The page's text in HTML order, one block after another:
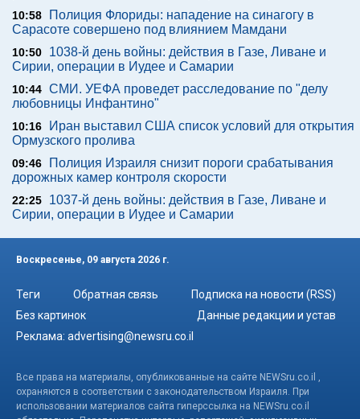
10:58
Полиция Флориды: нападение на синагогу в
Сарасоте совершено под влиянием Мамдани
10:50
1038-й день войны: действия в Газе, Ливане и
Сирии, операции в Иудее и Самарии
10:44 СМИ. УЕФА проведет расследование по "делу
любовницы Инфантино"
10:16
Иран выставил США список условий для открытия
Ормузского пролива
09:46
Полиция Израиля снизит пороги срабатывания
дорожных камер контроля скорости
22:25
1037-й день войны: действия в Газе, Ливане и
Сирии, операции в Иудее и Самарии
Воскресенье, 09 августа 2026 г.
Теги Обратная связь
Подписка на новости (RSS)
Без картинок
Данные редакции и устав
Реклама: advertising@newsru.co.il
Все права на материалы, опубликованные на сайте NEWSru.co.il ,
охраняются в соответствии с законодательством Израиля. При
использовании материалов сайта гиперссылка на NEWSru.co.il